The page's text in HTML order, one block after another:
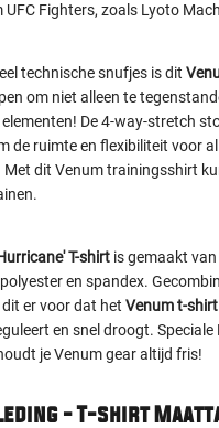
UFC Fighters, zoals Lyoto
technische snufjes is dit
om niet alleen te
De 4-way-stretch
de ruimte en flexibiliteit voor
Met dit Venum trainingsshirt
T-shirt is gemaakt
en spandex.
er voor dat het Venum t-shirt
en snel droogt. Speciale
je Venum gear altijd fris!
- T-shirt